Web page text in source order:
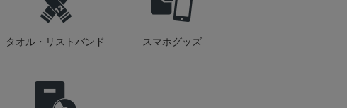
タオル・リストバンド スマホグッズ